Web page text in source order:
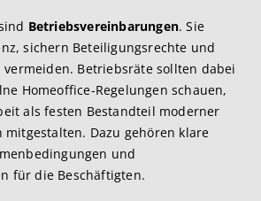
Betriebsvereinbarungen. Sie
sichern Beteiligungsrechte und
Betriebsräte sollten dabei
Homeoffice-Regelungen schauen,
als festen Bestandteil moderner
Dazu gehören klare
und
für die Beschäftigten.